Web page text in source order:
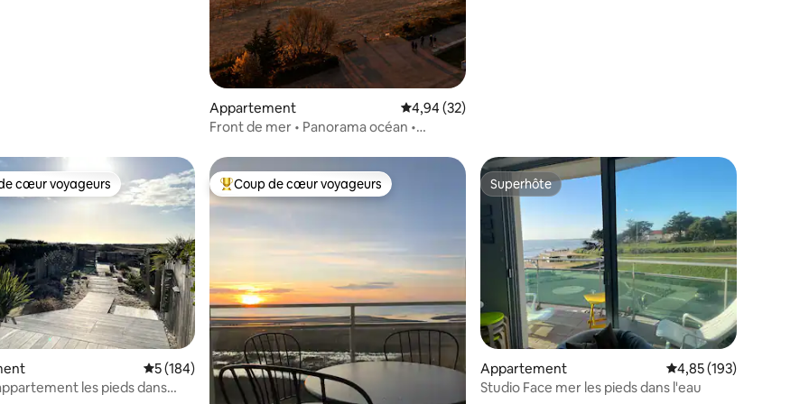
Appartement Évaluation moyenne sur la base de 32 commentaires : 4,94 sur 5
4,94 (32)
Front de mer • Panorama océan •
base de 127 commentaires : 4,97 sur 5
cœur voyageurs les plus appréciés
cœur voyageurs
Évaluation moyenne sur la base de 184 commentaires : 5 sur 5
5 (184)
les pieds dans
Coups de cœur voyageurs les plus appréciés
Coup de cœur voyageurs Superhôte
Superhôte
Appartement Évaluation moyenne
4,85 (193)
Studio Face mer les pieds dans l'eau